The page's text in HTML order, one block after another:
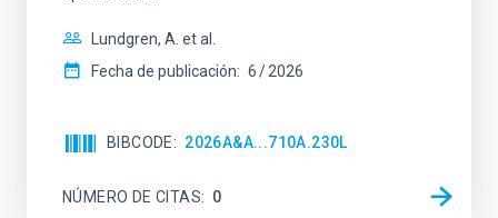
Lundgren, A. et al.
Fecha de publicación: 6 2026
BIBCODE 2026A&A...710A.230L
NÚMERO DE CITAS 0